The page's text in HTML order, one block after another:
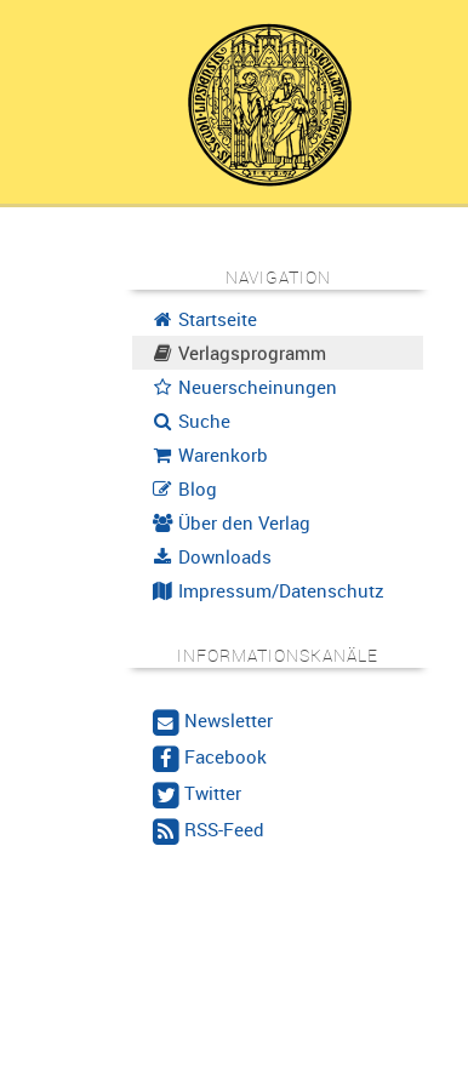
NAVIGATION
Startseite
Verlagsprogramm
Neuerscheinungen
Suche
Warenkorb
Blog
Über den Verlag
Downloads
Impressum/Datenschutz
INFORMATIONSKANÄLE
Newsletter
Facebook
Twitter
RSS-Feed